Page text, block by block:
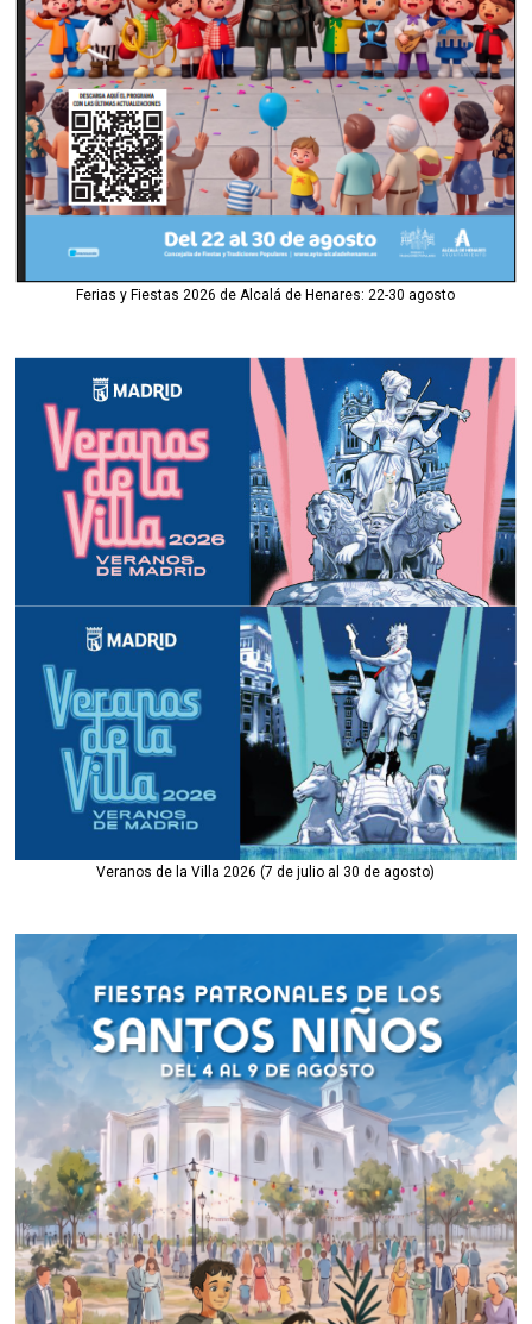
Ferias y Fiestas 2026 de Alcalá de Henares: 22-30 agosto
Veranos de la Villa 2026 (7 de julio al 30 de agosto)